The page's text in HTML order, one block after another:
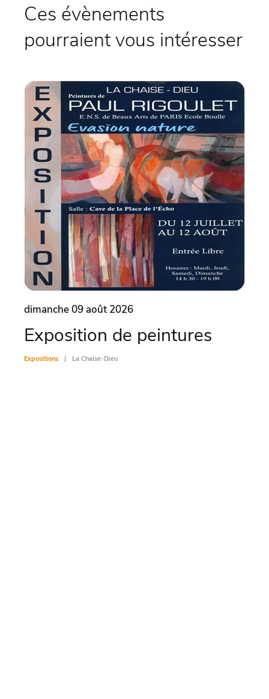
Ces évènements
pourraient vous intéresser
dimanche 09 août 2026
Exposition de peintures
Expositions La Chaise-Dieu